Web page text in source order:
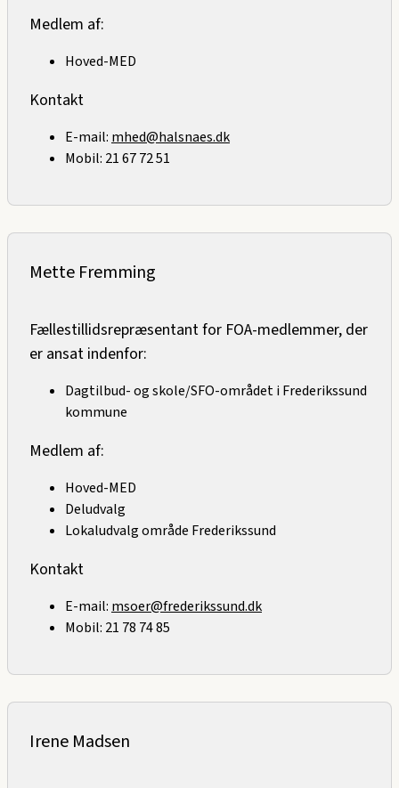
Medlem af:
Hoved-MED
Kontakt
E-mail: mhed@halsnaes.dk
Mobil: 21 67 72 51
Mette Fremming
Fællestillidsrepræsentant for FOA-medlemmer, der
er ansat indenfor:
Dagtilbud- og skole/SFO-området i Frederikssund
kommune
Medlem af:
Hoved-MED
Deludvalg
Lokaludvalg område Frederikssund
Kontakt
E-mail: msoer@frederikssund.dk
Mobil: 21 78 74 85
Irene Madsen